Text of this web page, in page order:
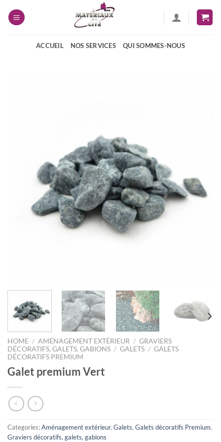
ACCUEIL NOS SERVICES QUI SOMMES-NOUS
HOME / AMÉNAGEMENT EXTÉRIEUR / GRAVIERS
DÉCORATIFS, GALETS, GABIONS / GALETS / GALETS
DÉCORATIFS PREMIUM
Galet premium Vert
Categories:Aménagement extérieur, Galets, Galets décoratifs Premium,
Graviers décoratifs, galets, gabions